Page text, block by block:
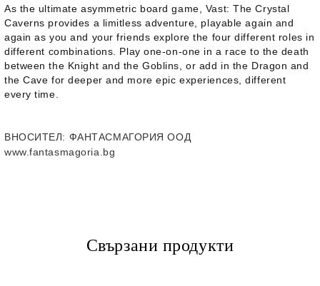
As the ultimate asymmetric board game, Vast: The Crystal
Caverns provides a limitless adventure, playable again and
again as you and your friends explore the four different roles in
different combinations. Play one-on-one in a race to the death
between the Knight and the Goblins, or add in the Dragon and
the Cave for deeper and more epic experiences, different
every time.
ВНОСИТЕЛ: ФАНТАСМАГОРИЯ ООД
www.fantasmagoria.bg
Свързани продукти